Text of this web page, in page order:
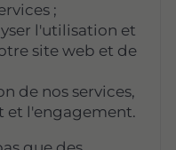
;
l'utilisation et
site web et de
de nos services,
et l'engagement.